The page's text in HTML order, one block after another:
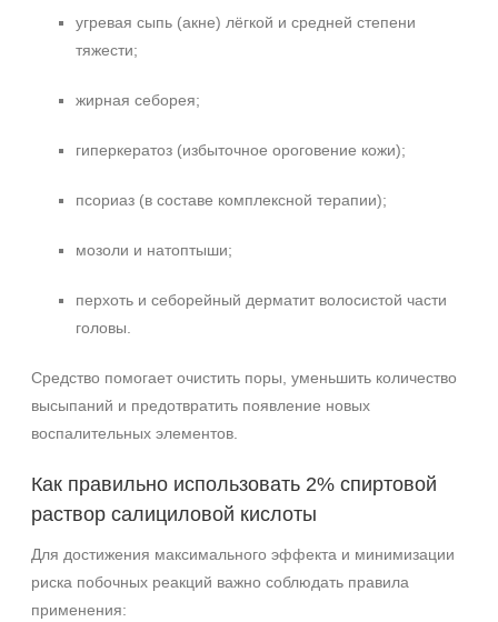
угревая сыпь (акне) лёгкой и средней степени
тяжести;
жирная себорея;
гиперкератоз (избыточное ороговение кожи);
псориаз (в составе комплексной терапии);
мозоли и натоптыши;
перхоть и себорейный дерматит волосистой части
головы.
Средство помогает очистить поры, уменьшить количество
высыпаний и предотвратить появление новых
воспалительных элементов.
Как правильно использовать 2% спиртовой
раствор салициловой кислоты
Для достижения максимального эффекта и минимизации
риска побочных реакций важно соблюдать правила
применения: